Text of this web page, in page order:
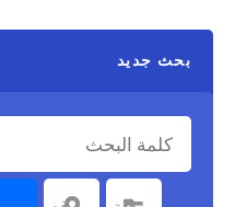
بحث جديد